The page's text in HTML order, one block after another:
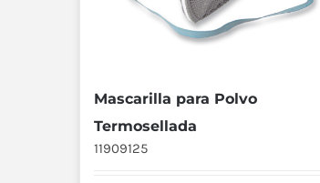
Mascarilla para Polvo
Termosellada
11909125